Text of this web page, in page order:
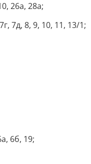
26а, 28а;
7д, 8, 9, 10, 11, 13/1;
6б, 19;